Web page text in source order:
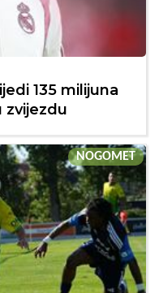
135 milijuna
zvijezdu
NOGOMET